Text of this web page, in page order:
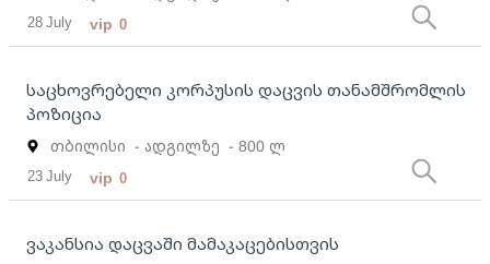
28 July vip 0
საცხოვრებელი კორპუსის დაცვის თანამშრომლის
პოზიცია
თბილისი - ადგილზე - 800 ლ
23 July vip 0
ვაკანსია დაცვაში მამაკაცებისთვის